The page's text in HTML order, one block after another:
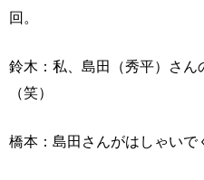
回。
鈴木：私、島田（秀平）さん
（笑）
橋本：島田さんがはしゃいで